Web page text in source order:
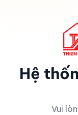
Hệ
Vui